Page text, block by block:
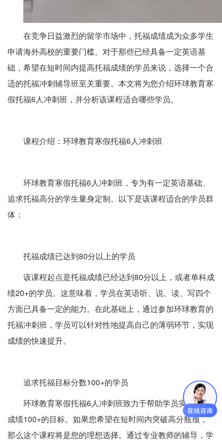
在竞争日益激烈的留学市场中，托福成绩成为众多学生
申请海外高校的重要门槛。对于那些已经具备一定英语基
础，希望在短时间内提高托福成绩的学员来说，选择一个合
适的托福冲刺辅导班至关重要。本文将为您介绍环球教育寒
假托福6人冲刺班，并分析该课程适合哪些学员。
课程介绍：环球教育寒假托福6人冲刺班
环球教育寒假托福6人冲刺班，专为有一定英语基础、
追求托福高分的学生量身定制。以下是该课程适合的学员群
体：
托福成绩已达到80分以上的学员
该课程起点是托福成绩已经达到80分以上，或者单科成
绩20+的学员。这意味着，学员在英语听、说、读、写四个
方面已具备一定的能力。在此基础上，通过参加环球教育的
托福冲刺班，学员可以针对性地提高自己的薄弱环节，实现
成绩的快速提升。
追求托福目标分数100+的学员
环球教育寒假托福6人冲刺班致力于帮助学员实现托福
成绩100+的目标。如果您希望在短时间内突破高分瓶颈，
那么这个课程将是您的理想选择。通过专业教师的辅导，学